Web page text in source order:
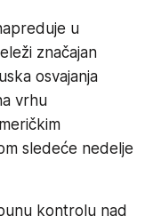
u
značajan
osvajanja
vrhu
sledeće nedelje
kontrolu nad